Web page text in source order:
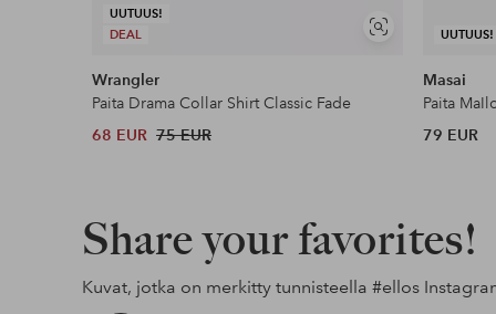
UUTUUS!
DEAL
Näytä
Wrangler
Paita Drama Collar Shirt Classic Fade
68 EUR 75 EUR
UUTUUS!
Masai
Paita
79 EUR
Share your favorites!
Kuvat, jotka on merkitty tunnisteella #ellos